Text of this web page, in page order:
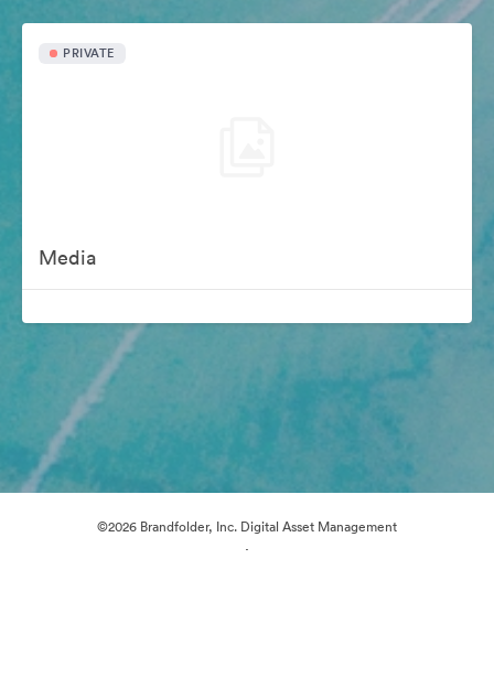
PRIVATE
Media
©2026 Brandfolder, Inc. Digital Asset Management
·